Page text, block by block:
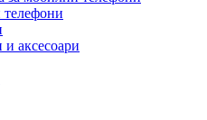
аксесоари